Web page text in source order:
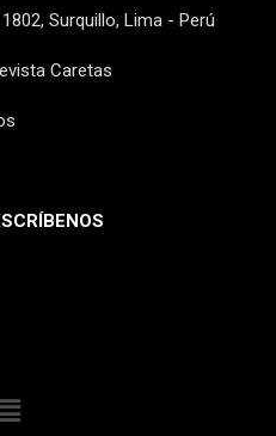
Surquillo, Lima - Perú
Caretas